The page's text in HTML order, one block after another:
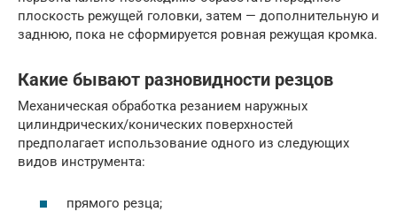
плоскость режущей головки, затем — дополнительную и
заднюю, пока не сформируется ровная режущая кромка.
Какие бывают разновидности резцов
Механическая обработка резанием наружных
цилиндрических/конических поверхностей
предполагает использование одного из следующих
видов инструмента:
прямого резца;